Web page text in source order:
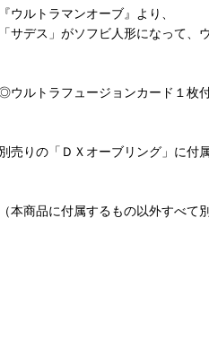
『ウルトラマンオーブ』より、
「サデス」がソフビ人形になって、
ウルトラフュージョンカード１枚
別売りの「ＤＸオーブリング」に付
（本商品に付属するもの以外すべて